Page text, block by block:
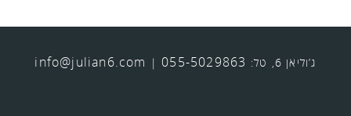
ג’וליאן 6, טל: 055-5029863
|
info@julian6.com